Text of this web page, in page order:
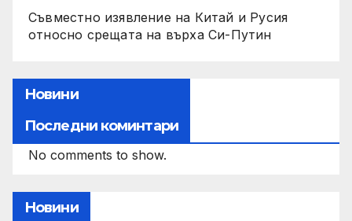
Съвместно изявление на Китай и Русия
относно срещата на върха Си-Путин
Новини
Последни коминтари
No comments to show.
Новини